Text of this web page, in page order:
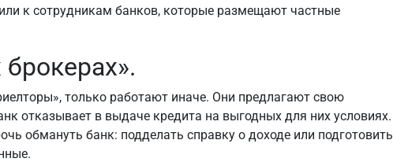
к сотрудникам банков, которые размещают частные
только работают иначе. Они предлагают свою
отказывает в выдаче кредита на выгодных для них условиях.
обмануть банк: подделать справку о доходе или подготовить